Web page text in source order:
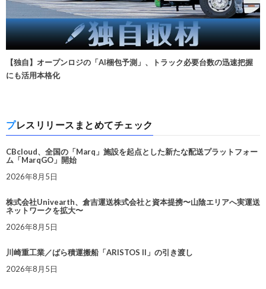
【独自】オープンロジの「AI梱包予測」、トラック必要台数の迅速把握
にも活用本格化
プレスリリースまとめてチェック
CBcloud、全国の「Marq」施設を起点とした新たな配送プラットフォー
ム「MarqGO」開始
2026年8月5日
株式会社Univearth、倉吉運送株式会社と資本提携〜山陰エリアへ実運送
ネットワークを拡大〜
2026年8月5日
川崎重工業／ばら積運搬船「ARISTOS II」の引き渡し
2026年8月5日